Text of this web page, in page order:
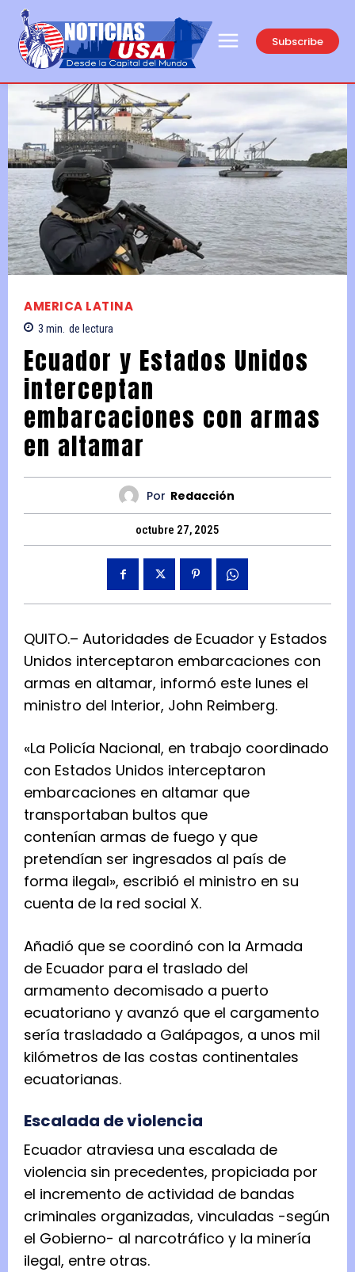
Subscribe
AMERICA LATINA
3 min. de lectura
Ecuador y Estados Unidos
interceptan
embarcaciones con armas
en altamar
Por Redacción
octubre 27, 2025
QUITO.– Autoridades de Ecuador y Estados
Unidos interceptaron embarcaciones con
armas en altamar, informó este lunes el
ministro del Interior, John Reimberg.
«La Policía Nacional, en trabajo coordinado
con Estados Unidos interceptaron
embarcaciones en altamar que
transportaban bultos que
contenían armas de fuego y que
pretendían ser ingresados al país de
forma ilegal», escribió el ministro en su
cuenta de la red social X.
Añadió que se coordinó con la Armada
de Ecuador para el traslado del
armamento decomisado a puerto
ecuatoriano y avanzó que el cargamento
sería trasladado a Galápagos, a unos mil
kilómetros de las costas continentales
ecuatorianas.
Escalada de violencia
Ecuador atraviesa una escalada de
violencia sin precedentes, propiciada por
el incremento de actividad de bandas
criminales organizadas, vinculadas -según
el Gobierno- al narcotráfico y la minería
ilegal, entre otras.